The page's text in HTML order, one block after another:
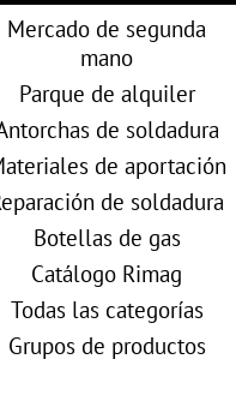
Mercado de segunda
mano
Parque de alquiler
de soldadura
de aportación
de soldadura
Botellas de gas
Catálogo Rimag
Todas las categorías
Grupos de productos